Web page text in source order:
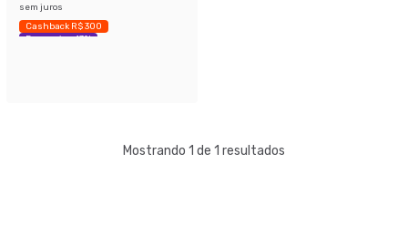
sem juros
Cashback R$ 300
Economize 43%
Mostrando 1 de 1 resultados